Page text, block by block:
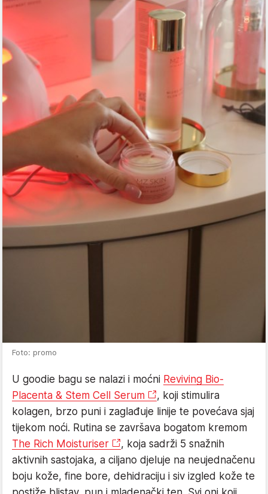
Foto: promo
U goodie bagu se nalazi i moćni Reviving Bio-
Placenta & Stem Cell Serum
, koji stimulira
kolagen, brzo puni i zaglađuje linije te povećava sjaj
tijekom noći. Rutina se završava bogatom kremom
The Rich Moisturiser
, koja sadrži 5 snažnih
aktivnih sastojaka, a ciljano djeluje na neujednačenu
boju kože, fine bore, dehidraciju i siv izgled kože te